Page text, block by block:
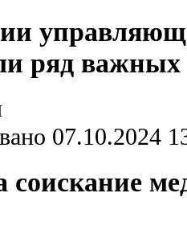
ряд важных
07.10.2024
соискание